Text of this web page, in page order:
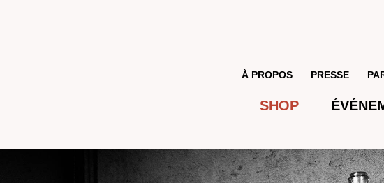
À PROPOS PRESSE
SHOP